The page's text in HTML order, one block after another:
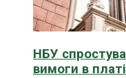
НБУ
вимоги в